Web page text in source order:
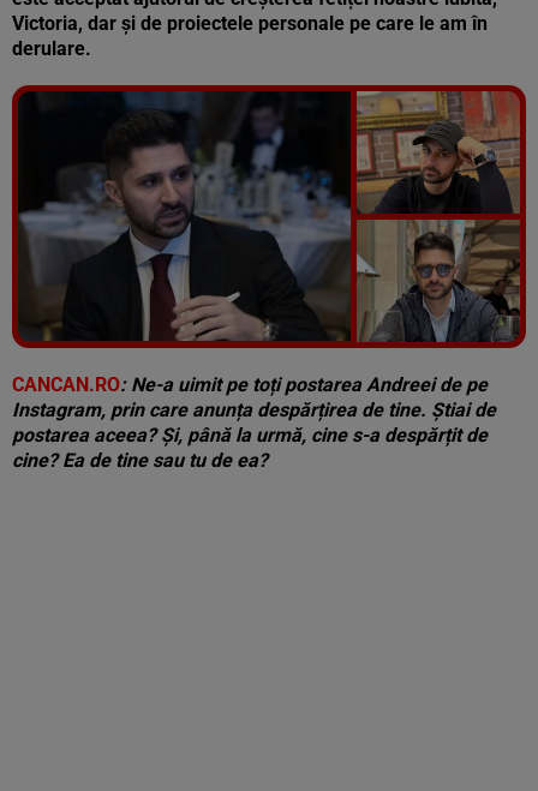
Victoria, dar și de proiectele personale pe care le am în
derulare.
Vezi galeria foto
5 poze
CANCAN.RO: Ne-a uimit pe toți postarea Andreei de pe
Instagram, prin care anunța despărțirea de tine. Știai de
postarea aceea? Și, până la urmă, cine s-a despărțit de
cine? Ea de tine sau tu de ea?